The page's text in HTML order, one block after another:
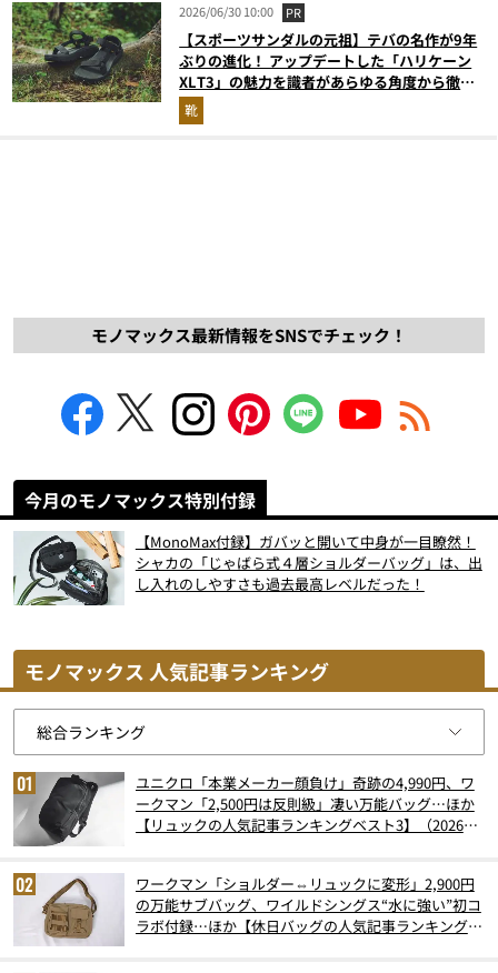
2026/06/30 10:00 PR
【スポーツサンダルの元祖】テバの名作が9年
ぶりの進化！ アップデートした「ハリケーン
XLT3」の魅力を識者があらゆる角度から徹底
解説！
靴
モノマックス最新情報をSNSでチェック！
今月のモノマックス特別付録
【MonoMax付録】ガバッと開いて中身が一目瞭然！
シャカの「じゃばら式４層ショルダーバッグ」は、出
し入れのしやすさも過去最高レベルだった！
モノマックス 人気記事ランキング
ユニクロ「本業メーカー顔負け」奇跡の4,990円、ワ
ークマン「2,500円は反則級」凄い万能バッグ…ほか
【リュックの人気記事ランキングベスト3】（2026年
ワークマン「ショルダー⇔リュックに変形」2,900円
の万能サブバッグ、ワイルドシングス“水に強い”初コ
ラボ付録…ほか【休日バッグの人気記事ランキングベ